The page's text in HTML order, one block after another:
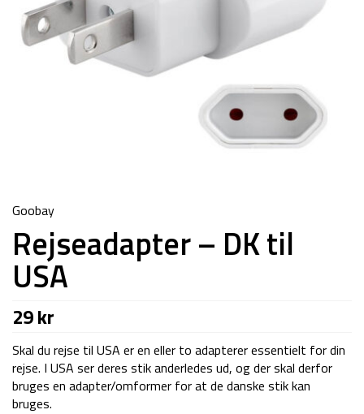
Goobay
Rejseadapter – DK til
USA
29kr
Skal du rejse til USA er en eller to adapterer essentielt for din
rejse. I USA ser deres stik anderledes ud, og der skal derfor
bruges en adapter/omformer for at de danske stik kan
bruges.